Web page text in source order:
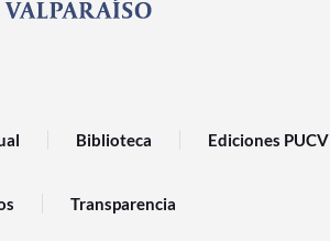
Biblioteca Ediciones PUCV
Transparencia